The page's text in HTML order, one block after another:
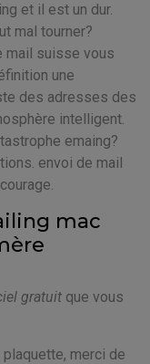
et il est un dur.
mal tourner?
mail suisse vous
une
des adresses des
intelligent.
emaing?
envoi de mail
mac
gratuit que vous
merci de